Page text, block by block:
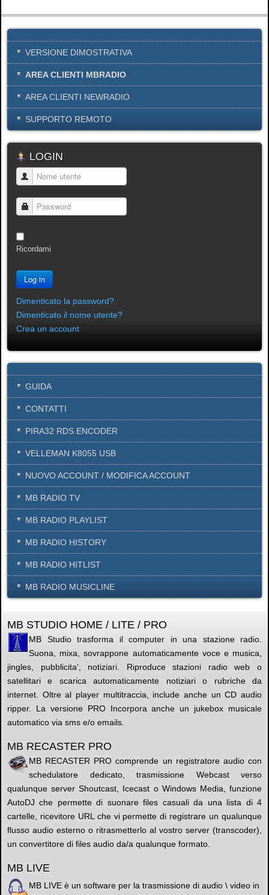
VERSIONE DIMOSTRATIVA
AREA CLIENTI MBRADIO
AREA CLIENTI NEWRADIO
SUPPORTO REMOTO
LOGIN
Nome utente
Password
Ricordami
Log in
Dimenticato la password?
Dimenticato il nome utente?
Crea un account
GUIDA
CONTATTI
PIRA32 RDS ENCODER
VELLEMAN K8055 USB
NUOVO ACCOUNT / MODIFICA ACCOUNT
MB RADIO TV
MB RADIO PLAYLIST
MB RADIO HISTORY
MB RADIO HITLIST
MB RADIO MUSICLINE
MB STUDIO HOME / LITE / PRO
MB Studio trasforma il computer in una stazione radio.
Suona, mixa, sovrappone automaticamente voce e musica,
jingles, pubblicita', notiziari. Riproduce stazioni radio web o
satellitari e scarica automaticamente notiziari o rubriche da
internet. Oltre al player multitraccia, include anche un CD audio
ripper. La versione PRO Incorpora anche un jukebox musicale
automatico via sms e/o emails.
MB RECASTER PRO
MB RECASTER PRO comprende un registratore audio con
schedulatore dedicato, trasmissione Webcast verso
qualunque server Shoutcast, Icecast o Windows Media, funzione
AutoDJ che permette di suonare files casuali da una lista di 4
cartelle, ricevitore URL che vi permette di registrare un qualunque
flusso audio esterno o ritrasmetterlo al vostro server (transcoder),
un convertitore di files audio da/a qualunque formato.
MB LIVE
MB LIVE è un software per la trasmissione di audio \ video in